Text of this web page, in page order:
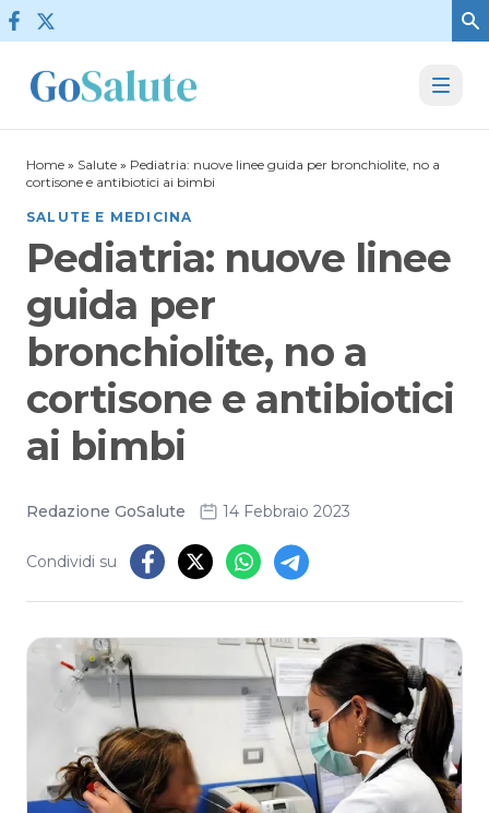
Vai al contenuto
Home » Salute » Pediatria: nuove linee guida per bronchiolite, no a
cortisone e antibiotici ai bimbi
SALUTE E MEDICINA
Pediatria: nuove linee
guida per
bronchiolite, no a
cortisone e antibiotici
ai bimbi
Redazione GoSalute 14 Febbraio 2023
Condividi su